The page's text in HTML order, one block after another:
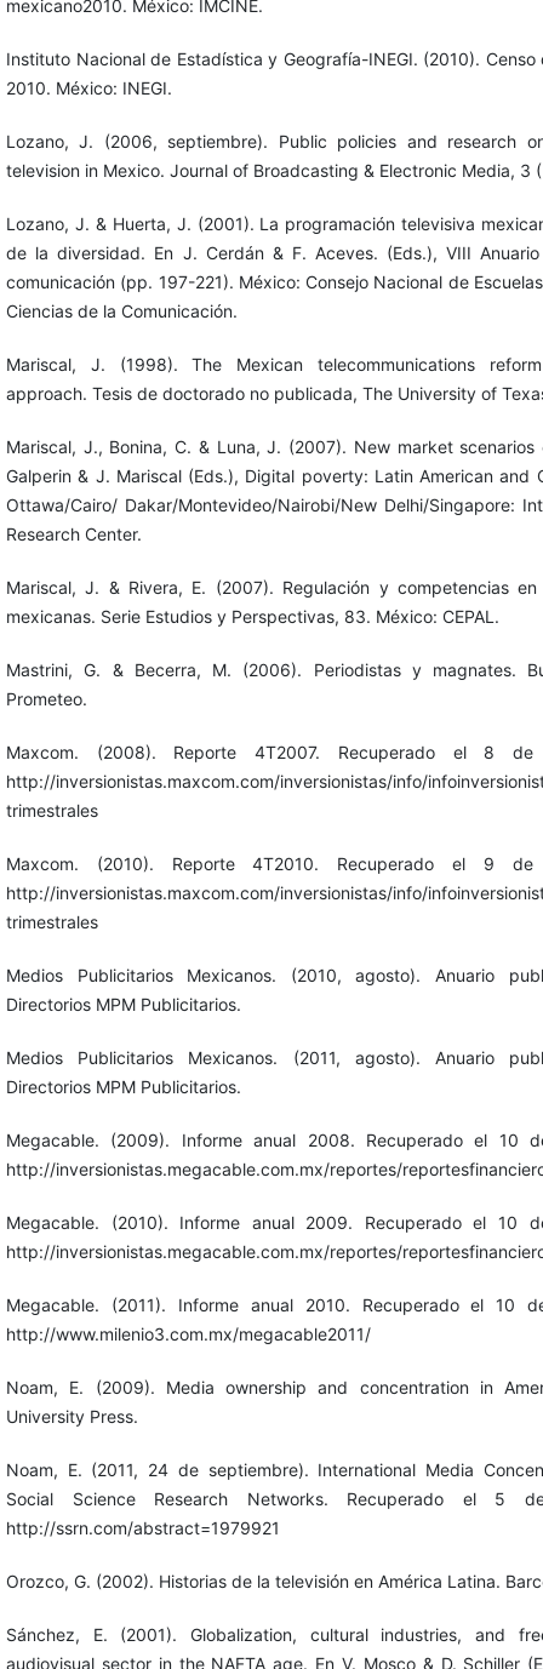
mexicano2010. México: IMCINE.
Instituto Nacional de Estadística y Geografía-INEGI. (2010).
2010. México: INEGI.
Lozano, J. (2006, septiembre). Public policies and research
television in Mexico. Journal of Broadcasting & Electronic Media, 3
Lozano, J. & Huerta, J. (2001). La programación televisiva
de la diversidad. En J. Cerdán & F. Aceves. (Eds.), VIII
comunicación (pp. 197-221). México: Consejo Nacional de
Ciencias de la Comunicación.
Mariscal, J. (1998). The Mexican telecommunications
approach. Tesis de doctorado no publicada, The University of
Mariscal, J., Bonina, C. & Luna, J. (2007). New market scenarios
Galperin & J. Mariscal (Eds.), Digital poverty: Latin American and
Ottawa/Cairo/ Dakar/Montevideo/Nairobi/New Delhi/Singapore:
Research Center.
Mariscal, J. & Rivera, E. (2007). Regulación y competencias en
mexicanas. Serie Estudios y Perspectivas, 83. México: CEPAL.
Mastrini, G. & Becerra, M. (2006). Periodistas y magnates.
Prometeo.
Maxcom. (2008). Reporte 4T2007. Recuperado el 8
http://inversionistas.maxcom.com/inversionistas/info/
trimestrales
Maxcom. (2010). Reporte 4T2010. Recuperado el 9
http://inversionistas.maxcom.com/inversionistas/info/
trimestrales
Medios Publicitarios Mexicanos. (2010, agosto). Anuario
Directorios MPM Publicitarios.
Medios Publicitarios Mexicanos. (2011, agosto). Anuario
Directorios MPM Publicitarios.
Megacable. (2009). Informe anual 2008. Recuperado el 10
http://inversionistas.megacable.com.mx/reportes/
Megacable. (2010). Informe anual 2009. Recuperado el 10
http://inversionistas.megacable.com.mx/reportes/
Megacable. (2011). Informe anual 2010. Recuperado el 10
http://www.milenio3.com.mx/megacable2011/
Noam, E. (2009). Media ownership and concentration in
University Press.
Noam, E. (2011, 24 de septiembre). International Media
Social Science Research Networks. Recuperado el 5
http://ssrn.com/abstract=1979921
Orozco, G. (2002). Historias de la televisión en América Latina.
Sánchez, E. (2001). Globalization, cultural industries, and
audiovisual sector in the NAFTA age. En V. Mosco & D. Schiller